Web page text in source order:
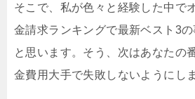
そこで、私が色々と経験した中で
金請求ランキングで最新ベスト3
と思います。そう、次はあなたの
金費用大手で失敗しないようにし